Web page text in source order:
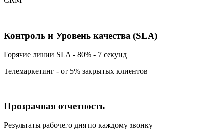
Контроль и Уровень качества (SLA)
Горячие линии SLA - 80% - 7 секунд
Телемаркетинг - от 5% закрытых клиентов
Прозрачная отчетность
Результаты рабочего дня по каждому звонку